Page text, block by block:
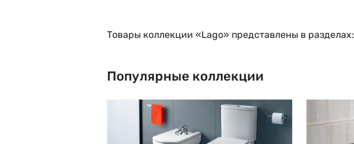
Товары коллекции «Lago» представлены в разделах:
Популярные коллекции